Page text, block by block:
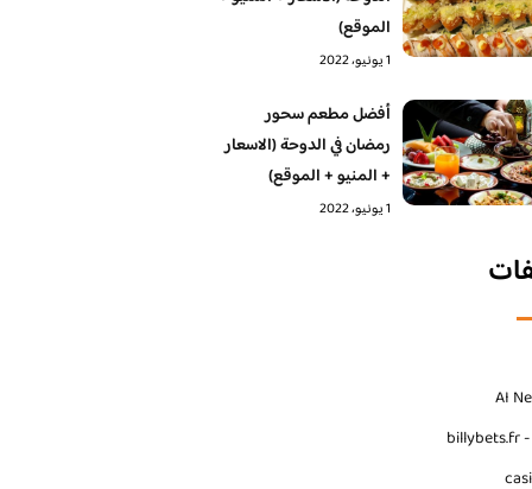
الموقع)
1 يونيو، 2022
أفضل مطعم سحور
رمضان في الدوحة (الاسعار
+ المنيو + الموقع)
1 يونيو، 2022
AI
billybets.fr -